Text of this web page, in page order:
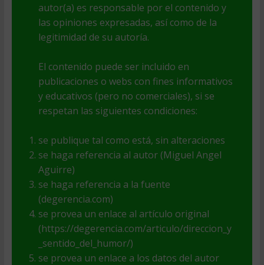
autor(a) es responsable por el contenido y
las opiniones expresadas, así como de la
legitimidad de su autoría.
El contenido puede ser incluido en
publicaciones o webs con fines informativos
y educativos (pero no comerciales), si se
respetan las siguientes condiciones:
se publique tal como está, sin alteraciones
se haga referencia al autor (Miguel Angel
Aguirre)
se haga referencia a la fuente
(degerencia.com)
se provea un enlace al artículo original
(https://degerencia.com/articulo/direccion_y
_sentido_del_humor/)
se provea un enlace a los datos del autor